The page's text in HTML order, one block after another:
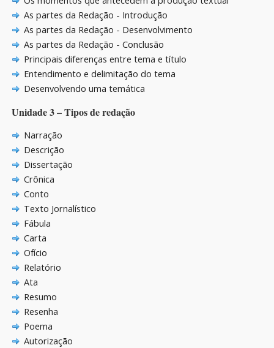
As partes da Redação - Introdução
As partes da Redação - Desenvolvimento
As partes da Redação - Conclusão
Principais diferenças entre tema e título
Entendimento e delimitação do tema
Desenvolvendo uma temática
Unidade 3 – Tipos de redação
Narração
Descrição
Dissertação
Crônica
Conto
Texto Jornalístico
Fábula
Carta
Ofício
Relatório
Ata
Resumo
Resenha
Poema
Autorização